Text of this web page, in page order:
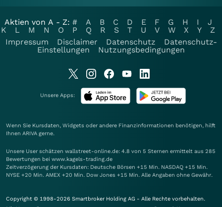
Aktien von A - Z: # A B C D E F G H I
J
K
L M N O P Q R S T U V W X Y
Z
Impressum
Disclaimer Datenschutz
Datenschutz-
Einstellungen
Nutzungsbedingungen
Unsere Apps:
Wenn Sie Kursdaten, Widgets oder andere Finanzinformationen benötigen, hilft
Ihnen ARIVA gerne.
Unsere User schätzen wallstreet-online.de: 4.8 von 5 Sternen ermittelt aus 285
Bewertungen bei www.kagels-trading.de
Zeitverzögerung der Kursdaten: Deutsche Börsen +15 Min. NASDAQ +15 Min.
NYSE +20 Min. AMEX +20 Min. Dow Jones +15 Min. Alle Angaben ohne Gewähr.
Copyright © 1998-2026 Smartbroker Holding AG - Alle Rechte vorbehalten.